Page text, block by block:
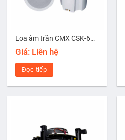
Loa âm trần CMX CSK-630K
Giá: Liên hệ
Đọc tiếp